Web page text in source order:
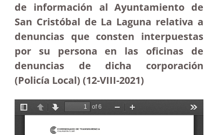
de información al Ayuntamiento de
San Cristóbal de La Laguna relativa a
denuncias que consten interpuestas
por su persona en las oficinas de
denuncias de dicha corporación
(Policía Local) (12-VIII-2021)